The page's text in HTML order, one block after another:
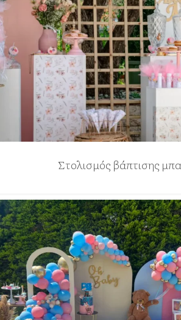
Στολισμός βάπτισης